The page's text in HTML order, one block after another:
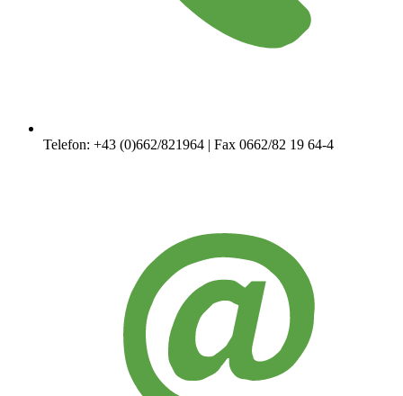
Telefon: +43 (0)662/821964 | Fax 0662/82 19 64-4